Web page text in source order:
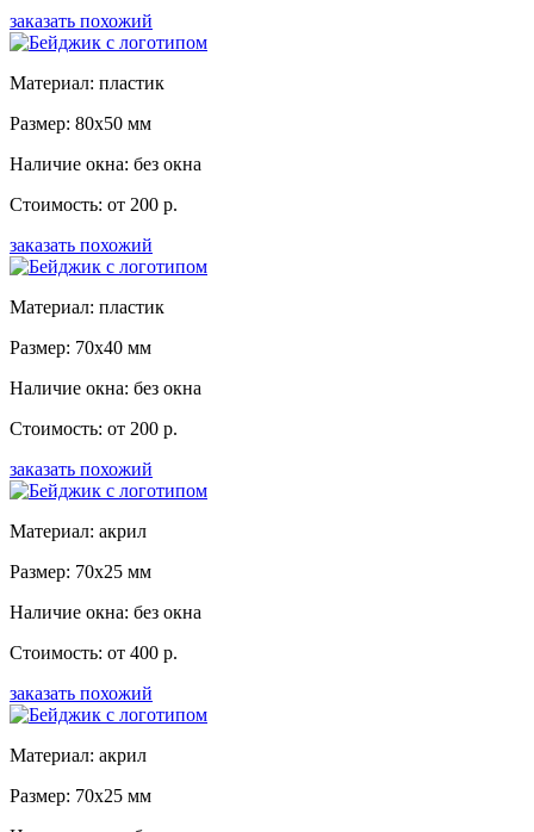
заказать похожий
Материал: пластик
Размер: 80x50 мм
Наличие окна: без окна
Стоимость: от 200 р.
заказать похожий
Материал: пластик
Размер: 70x40 мм
Наличие окна: без окна
Стоимость: от 200 р.
заказать похожий
Материал: акрил
Размер: 70x25 мм
Наличие окна: без окна
Стоимость: от 400 р.
заказать похожий
Материал: акрил
Размер: 70x25 мм